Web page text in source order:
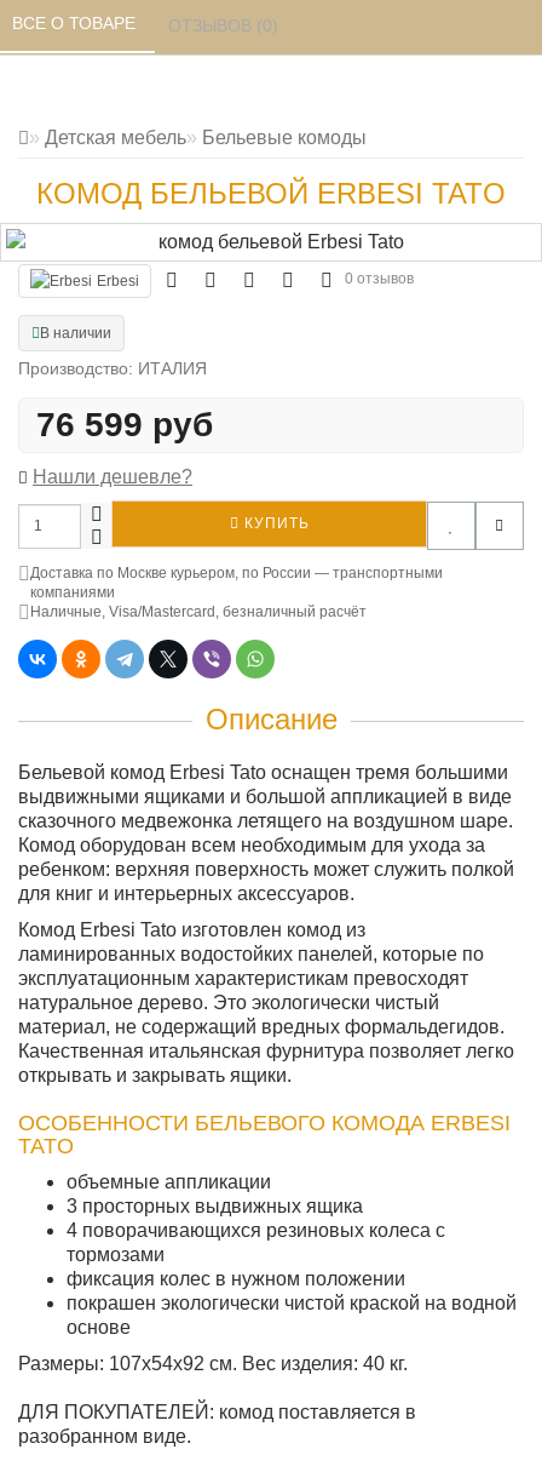
Детская мебель Бельевые комоды
КОМОД БЕЛЬЕВОЙ ERBESI TATO
ВСЕ О ТОВАРЕ ОТЗЫВОВ (0)
Erbesi 0 отзывов
В наличии
Производство: ИТАЛИЯ
76 599 руб
Нашли дешевле?
КУПИТЬ
Доставка по Москве курьером, по России — транспортными
компаниями
Наличные, Visa/Mastercard, безналичный расчёт
Описание
Бельевой комод Erbesi Tato оснащен тремя большими
выдвижными ящиками и большой аппликацией в виде
сказочного медвежонка летящего на воздушном шаре.
Комод оборудован всем необходимым для ухода за
ребенком: верхняя поверхность может служить полкой
для книг и интерьерных аксессуаров.
Комод Erbesi Tato изготовлен комод из
ламинированных водостойких панелей, которые по
эксплуатационным характеристикам превосходят
натуральное дерево. Это экологически чистый
материал, не содержащий вредных формальдегидов.
Качественная итальянская фурнитура позволяет легко
открывать и закрывать ящики.
ОСОБЕННОСТИ БЕЛЬЕВОГО КОМОДА ERBESI
TATO
объемные аппликации
3 просторных выдвижных ящика
4 поворачивающихся резиновых колеса с
тормозами
фиксация колес в нужном положении
покрашен экологически чистой краской на водной
основе
Размеры: 107x54x92 см. Вес изделия: 40 кг.
ДЛЯ ПОКУПАТЕЛЕЙ: комод поставляется в
разобранном виде.